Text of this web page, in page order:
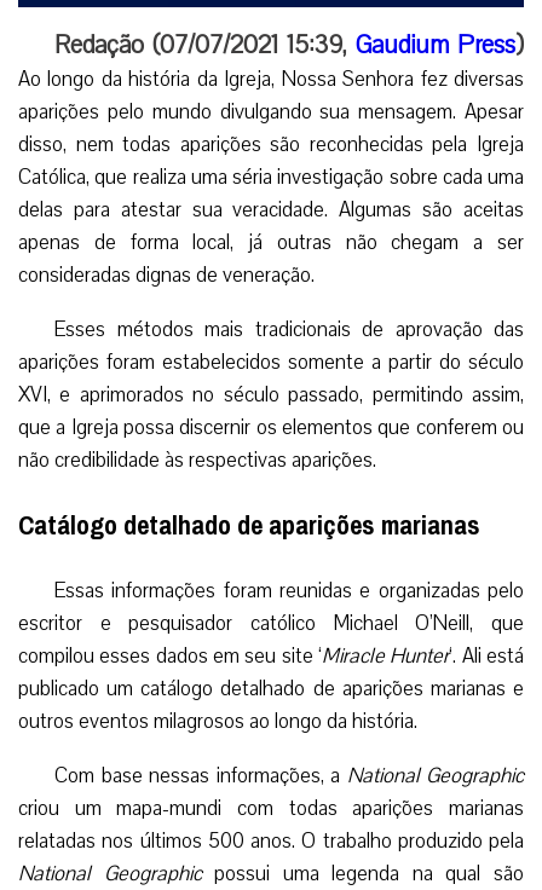
Redação (07/07/2021 15:39, Gaudium Press)
Ao longo da história da Igreja, Nossa Senhora fez diversas
aparições pelo mundo divulgando sua mensagem. Apesar
disso, nem todas aparições são reconhecidas pela Igreja
Católica, que realiza uma séria investigação sobre cada uma
delas para atestar sua veracidade. Algumas são aceitas
apenas de forma local, já outras não chegam a ser
consideradas dignas de veneração.
Esses métodos mais tradicionais de aprovação das
aparições foram estabelecidos somente a partir do século
XVI, e aprimorados no século passado, permitindo assim,
que a Igreja possa discernir os elementos que conferem ou
não credibilidade às respectivas aparições.
Catálogo detalhado de aparições marianas
Essas informações foram reunidas e organizadas pelo
escritor e pesquisador católico Michael O’Neill, que
compilou esses dados em seu site ‘Miracle Hunter‘. Ali está
publicado um catálogo detalhado de aparições marianas e
outros eventos milagrosos ao longo da história.
Com base nessas informações, a National Geographic
criou um mapa-mundi com todas aparições marianas
relatadas nos últimos 500 anos. O trabalho produzido pela
National Geographicpossui uma legenda na qual são